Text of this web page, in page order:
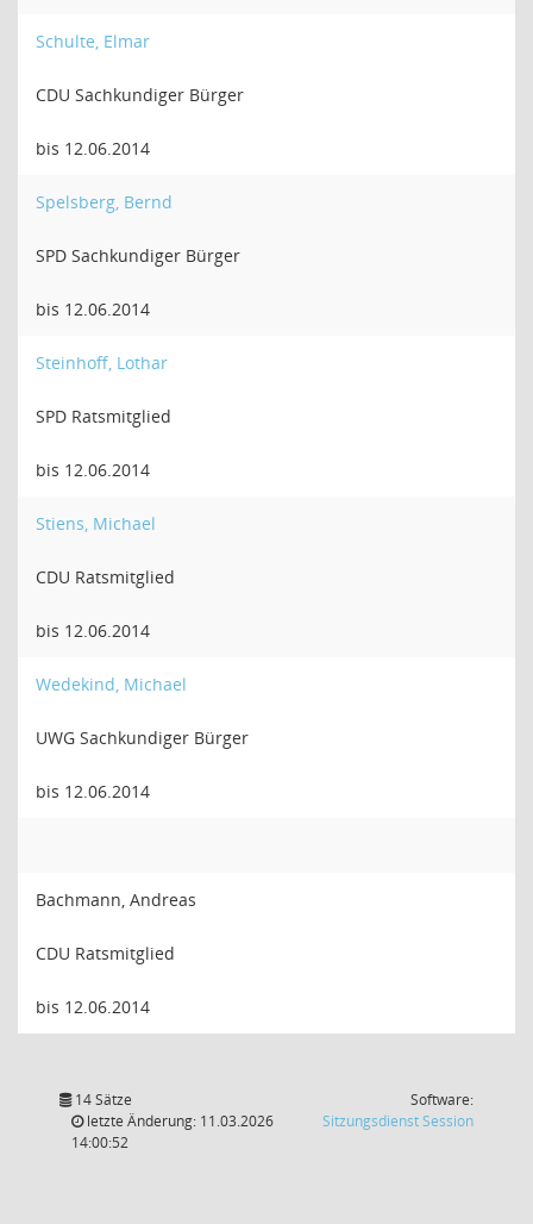
Schulte, Elmar
CDU Sachkundiger Bürger
bis 12.06.2014
Spelsberg, Bernd
SPD Sachkundiger Bürger
bis 12.06.2014
Steinhoff, Lothar
SPD Ratsmitglied
bis 12.06.2014
Stiens, Michael
CDU Ratsmitglied
bis 12.06.2014
Wedekind, Michael
UWG Sachkundiger Bürger
bis 12.06.2014
Bachmann, Andreas
CDU Ratsmitglied
bis 12.06.2014
14 Sätze
letzte Änderung: 11.03.2026
14:00:52
Software:
SitzungsdienstSession(Wird in